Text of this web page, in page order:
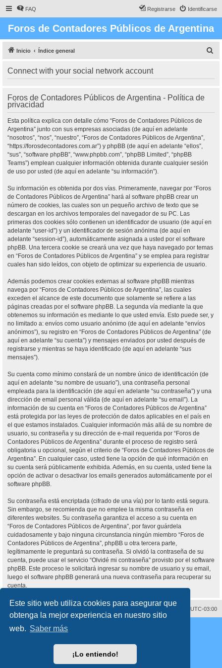
Este sitio web utiliza cookies para asegurar que
obtenga la mejor experiencia en nuestro sitio
web. Saber más
¡Lo entiendo!
FAQ Identificarse
Registrarse
Foros de Contadores Públicos de Argentina
Inicio Índice general
Connect with your social network account
Foros de Contadores Públicos de Argentina - Política de
privacidad
Esta política explica con detalle cómo “Foros de Contadores Públicos de
Argentina” junto con sus empresas asociadas (de aquí en adelante
“nosotros”, “nos”, “nuestro”, “Foros de Contadores Públicos de Argentina”,
“https://forosdecontadores.com.ar”) y phpBB (de aquí en adelante “ellos”,
“sus”, “software phpBB”, “www.phpbb.com”, “phpBB Limited”, “phpBB
Teams”) emplean cualquier información obtenida durante cualquier sesión
de uso por usted (de aquí en adelante “su información”).
Su información es obtenida por dos vías. Primeramente, navegar por “Foros
de Contadores Públicos de Argentina” hará al software phpBB crear un
número de cookies, las cuales son un pequeño archivo de texto que se
descargan en los archivos temporales del navegador de su PC. Las
primeras dos cookies sólo contienen un identificador de usuario (de aquí en
adelante “user-id”) y un identificador de sesión anónima (de aquí en
adelante “session-id”), automáticamente asignada a usted por el software
phpBB. Una tercera cookie se creará una vez que haya navegado por temas
en “Foros de Contadores Públicos de Argentina” y se emplea para registrar
cuales han sido leídos, con objeto de optimizar su experiencia de usuario.
Además podemos crear cookies externas al software phpBB mientras
navega por “Foros de Contadores Públicos de Argentina”, las cuales
exceden el alcance de este documento que solamente se refiere a las
páginas creadas por el software phpBB. La segunda vía mediante la que
obtenemos su información es mediante lo que usted envía. Esto puede ser, y
no limitado a: envíos como usuario anónimo (de aquí en adelante “envíos
anónimos”), su registro en “Foros de Contadores Públicos de Argentina” (de
aquí en adelante “su cuenta”) y mensajes enviados por usted después de
registrarse y mientras se haya identificado (de aquí en adelante “sus
mensajes”).
Su cuenta como mínimo constará de un nombre único de identificación (de
aquí en adelante “su nombre de usuario”), una contraseña personal
empleada para la identificación (de aquí en adelante “su contraseña”) y una
dirección de email personal válida (de aquí en adelante “su email”). La
información de su cuenta en “Foros de Contadores Públicos de Argentina”
está protegida por las leyes de protección de datos aplicables en el país en
el que estamos instalados. Cualquier información más allá de su nombre de
usuario, su contraseña y su dirección de e-mail requerida por “Foros de
Contadores Públicos de Argentina” durante el proceso de registro será
obligatoria u opcional, según el criterio de “Foros de Contadores Públicos de
Argentina”. En cualquier caso, usted tiene la opción de qué información en
su cuenta será públicamente exhibida. Además, en su cuenta, usted tiene la
opción de activar o desactivar los emails generados automáticamente por el
software phpBB.
Su contraseña está encriptada (cifrado de una vía) por lo tanto está segura.
Sin embargo, se recomienda que no emplee la misma contraseña en
diferentes websites. Su contraseña garantiza el acceso a su cuenta en
“Foros de Contadores Públicos de Argentina”, por favor guárdela
cuidadosamente y bajo ninguna circunstancia ningún miembro “Foros de
Contadores Públicos de Argentina”, phpBB u otra tercera parte,
legítimamente le preguntará su contraseña. Si olvidó la contraseña de su
cuenta, puede usar el servicio “Olvidé mi contraseña” provisto por el software
phpBB. Este proceso le solicitará ingresar su nombre de usuario y su email,
luego el software phpBB generará una nueva contraseña para recuperar su
cuenta.
Todos los horarios son UTC-03:00
Borrar cookies
Desarrollado por
® Forum Software © phpBB Limited
Traducción al español porphpBB España
Condiciones